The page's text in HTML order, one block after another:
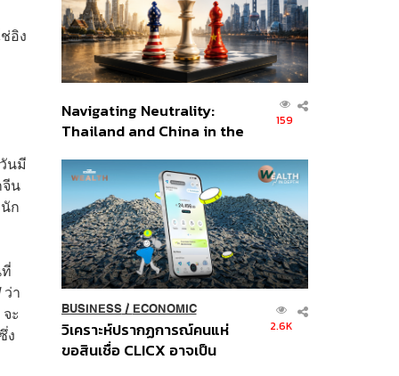
อิง
นมี
น
ก
ว่า
ะ
ง
Navigating Neutrality:
Thailand and China in the
Order
159
BUSINESS/ ECONOMIC
วิเคราะห์ปรากฏการณ์คนแห่
ขอสินเชื่อ CLICX อาจเป็น
2.6K